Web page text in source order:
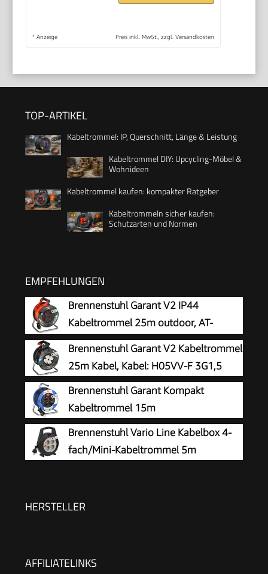
* Anzeige Preis inkl. MwSt., zzgl. Versandkosten
TOP-ARTIKEL
Kabeltrommel: IP, Querschnitt, Länge & Leistung
Kabeltrommel DIY: Upcycling-Möbel &
Wohnideen
Kabeltrommel kaufen: kompakter Ratgeber
Kabeltrommeln sicher kaufen:
Schutzarten und Normen
EMPFEHLUNGEN
Brennenstuhl Garant V2 IP44
Kabeltrommel 25m outdoor, AT-
N05V3V3-F 3G1,5
Brennenstuhl Garant V2 Kabeltrommel
25m Kabel, Kabel: H05VV-F 3G1,5
Brennenstuhl Garant Kompakt
Kabeltrommel 15m
Brennenstuhl Vario Line Kabelbox 4-
fach/Mini-Kabeltrommel 5m
HERSTELLER
AFFILIATELINKS